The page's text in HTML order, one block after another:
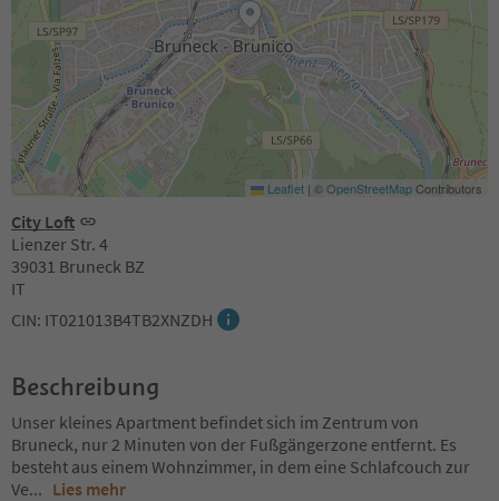
City Loft
Lienzer Str. 4
39031 Bruneck BZ
IT
CIN: IT021013B4TB2XNZDH
Leaflet | ©OpenStreetMapContributors
Beschreibung
Unser kleines Apartment befindet sich im Zentrum von
Bruneck, nur 2 Minuten von der Fußgängerzone entfernt. Es
besteht aus einem Wohnzimmer, in dem eine Schlafcouch zur
Ve... Lies mehr